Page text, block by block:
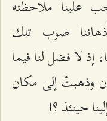
علينا ملاحظته
صوب تلك
إذ لا فضل لنا فيما
إلى مكان
حينئذ ؟!